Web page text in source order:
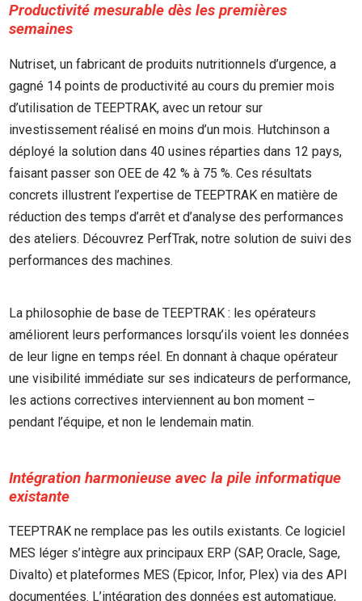
Productivité mesurable dès les premières
semaines
Nutriset, un fabricant de produits nutritionnels d’urgence, a
gagné 14 points de productivité au cours du premier mois
d’utilisation de TEEPTRAK, avec un retour sur
investissement réalisé en moins d’un mois. Hutchinson a
déployé la solution dans 40 usines réparties dans 12 pays,
faisant passer son OEE de 42 % à 75 %. Ces résultats
concrets illustrent l’expertise de TEEPTRAK en matière de
réduction des temps d’arrêt et d’analyse des performances
des ateliers. Découvrez PerfTrak, notre solution de suivi des
performances des machines.
La philosophie de base de TEEPTRAK : les opérateurs
améliorent leurs performances lorsqu’ils voient les données
de leur ligne en temps réel. En donnant à chaque opérateur
une visibilité immédiate sur ses indicateurs de performance,
les actions correctives interviennent au bon moment –
pendant l’équipe, et non le lendemain matin.
Intégration harmonieuse avec la pile informatique
existante
TEEPTRAK ne remplace pas les outils existants. Ce logiciel
MES léger s’intègre aux principaux ERP (SAP, Oracle, Sage,
Divalto) et plateformes MES (Epicor, Infor, Plex) via des API
documentées. L’intégration des données est automatique,